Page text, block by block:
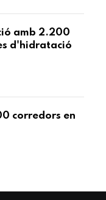
amb 2.200
d'hidratació
corredors en